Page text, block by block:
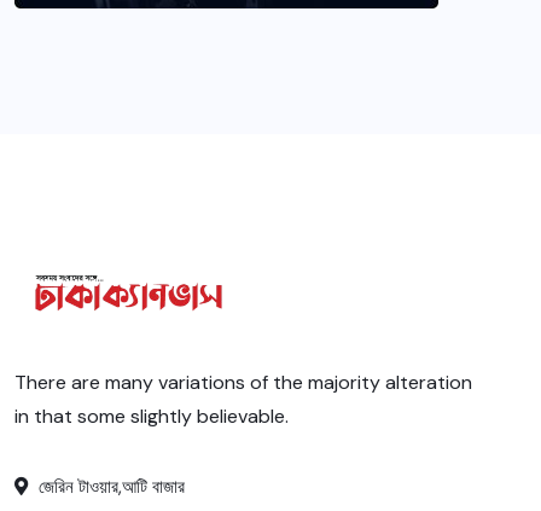
There are many variations of the majority alteration
in that some slightly believable.
জেরিন টাওয়ার,আটি বাজার